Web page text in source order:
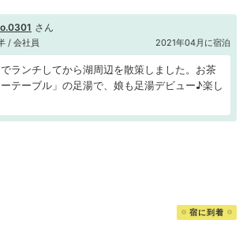
/ 会社員 2021年04月に宿泊
でランチしてから湖周辺を散策しました。お茶
テーブル」の足湯で、娘も足湯デビュー♪楽し
宿に到着